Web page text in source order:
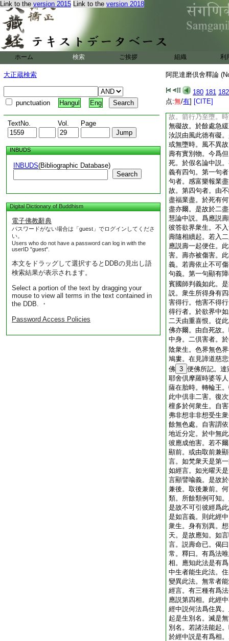
Link to the version 2015 Link to the version 2018
ホーム 検索 ご挨拶 組織 利
大正蔵検索
punctuation Hangul Eng
TextNo. Vol. Page
INBUDS
INBUDS(Bibliographic Database)
Search
Digital Dictionary of Buddhism
電子佛教辭典
パスワードがない場合は「guest」でログインしてくださ
い。
Users who do not have a password can log in with the
userID "guest".
本文をドラッグして選択するとDDBの見出し語
検索結果が表示されます。
Select a portion of the text by dragging your
mouse to view all terms in the text contained in
the DDB. ・
Password Access Policies
阿毘達磨倶舍釋論
180 181 182
点:無/有] [CITE]
以業爲持。勿執諸
爾此暖應以業爲持
於無色界識應無持
4
君
從始至終皆是果報
爲持。我亦説此不
壽是何法是。三界
故。此聚同分。速
量時。是聚同分。
如稻等所引熟時。
人執。有別徳名速
故。箭行乃至墮。
無礙故。於餘處急
汝説由風此徳有礙
或無墮時。風不異
壽有實別物。今爲
死。於假名論中説
義有四句。第一句
句者。感富樂報業
故。第四句者。由
盡福業盡。於死有
盡亦爾。是故於二
慧論中説。爲應説
彼答欲界衆生。不
壽隨相續起。若入
應説壽一起便住。
害。壽亦被傷害。
義。若壽依止不可
句義。第一句顯有
賓國師判義如此。
説。衆生所得身有
害得行。他害不得
得行者。於欲界中
二天由重喜恨。從
佛亦爾。由自死故
中身。二倶害者。
陰衆生。色界無色
鳩婁。在見諦道慈
佛 3 便佛所記。達
耶舍倶摩羅時婆等
薩在胎時。轉輪王
此中倶非二害。復
檀多於何衆生。自
弗非想非非想受生
餘無色處。自害謂
地近分定。於中無
彼應成他害。若不
顯前。或由取前兼
言。如梵衆天是第
如經言。如光曜天
言顯譬喩義。是故
兼後。取後兼前。
類。所餘類例可知
是故不可引彼經爲
是如言義。則此經
衆生。身有別異。
天。是故應知。如
言。説壽命已。偈
常。釋曰。有爲法
相。應知此法是有
中生者能生此法。
變異此法。無常者
經言。有三種有爲
應説第四相。此經
經中説何法爲住異
起是生別名。滅是
別名。若諸法能起
於經中説是有爲相